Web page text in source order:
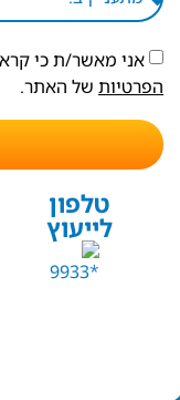
אני מאשר/ת כי
הפרטיות של האתר.
טלפון
לייעוץ